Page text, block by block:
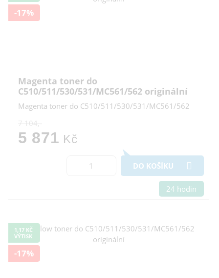
-17%
Magenta toner do
C510/511/530/531/MC561/562 originální
Magenta toner do C510/511/530/531/MC561/562
7 104,-
5 871 Kč
DO KOŠÍKU
24 hodin
1,17 KČ
VÝTISK
-17%